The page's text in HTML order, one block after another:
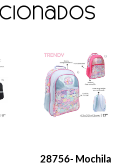
28756- Mochila